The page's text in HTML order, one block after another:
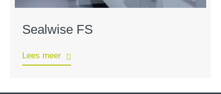
Sealwise FS
Lees meer